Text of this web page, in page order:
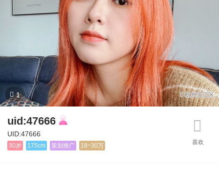
 1 杭州滨江区
uid:47666
UID:47666
30岁 175cm 策划推广 18~30万